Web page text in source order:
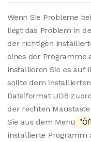
Wenn Sie Probleme
liegt das Problem in
der richtigen
eines der Programme
installieren Sie es auf
sollte dem
Dateiformat UDB
der rechten
Sie aus dem Menü
installierte Programm